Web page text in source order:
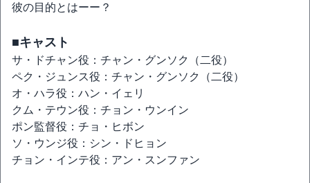
彼の目的とはーー？
■キャスト
サ・ドチャン役：チャン・グンソク（二役）
ペク・ジュンス役：チャン・グンソク（二役）
オ・ハラ役：ハン・イェリ
クム・テウン役：チョン・ウンイン
ポン監督役：チョ・ヒボン
ソ・ウンジ役：シン・ドヒョン
チョン・インテ役：アン・スンファン